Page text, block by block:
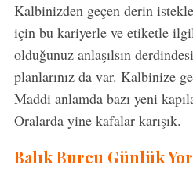
Kalbinizden geçen derin
için bu kariyerle ve etiketle
olduğunuz anlaşılsın
planlarınız da var. Kalbinize
Maddi anlamda bazı yeni
Oralarda yine kafalar karışık.
Balık Burcu Günlük